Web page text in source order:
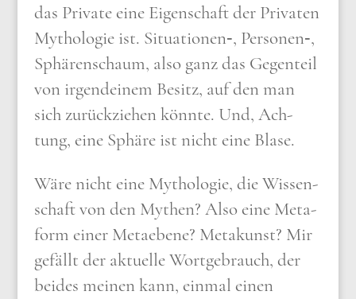
das Pri­va­te eine Eigen­schaft der Pri­va­ten
Mytho­lo­gie ist. Situationen‑, Personen‑,
Sphä­ren­schaum, also ganz das Gegen­teil
von irgend­ei­nem Besitz, auf den man
sich zurück­zie­hen könn­te. Und, Ach­
tung, eine Sphä­re ist nicht eine Bla­se.
Wäre nicht eine Mytho­lo­gie, die Wis­sen­
schaft von den Mythen? Also eine Meta­
form einer Meta­ebe­ne? Meta­kunst? Mir
gefällt der aktu­el­le Wort­ge­brauch, der
bei­des mei­nen kann, ein­mal einen